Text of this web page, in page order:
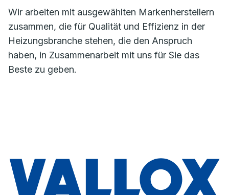
Wir arbeiten mit ausgewählten Markenherstellern
zusammen, die für Qualität und Effizienz in der
Heizungsbranche stehen, die den Anspruch
haben, in Zusammenarbeit mit uns für Sie das
Beste zu geben.